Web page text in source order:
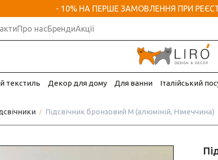
- 10% НА ПЕРШЕ ЗАМОВЛЕННЯ ПРИ
Про насБрендиАкції
текстиль Декор для дому Для ванни Італійський
Підсвічник бронзовий М (алюміній, Німеччина)